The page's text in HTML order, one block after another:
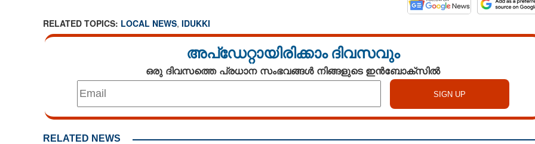
RELATED TOPICS: LOCAL NEWS, IDUKKI
അപ്ഡേറ്റായിരിക്കാം ദിവസവും
ഒരു ദിവസത്തെ പ്രധാന സംഭവങ്ങൾ നിങ്ങളുടെ ഇൻബോക്സിൽ
RELATED NEWS